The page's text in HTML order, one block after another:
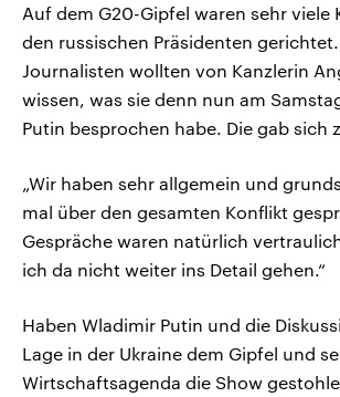
Auf dem G20-Gipfel waren sehr viele
den russischen Präsidenten
Journalisten wollten von Kanzlerin
wissen, was sie denn nun am
Putin besprochen habe. Die gab sich
„Wir haben sehr allgemein und
mal über den gesamten Konflikt
Gespräche waren natürlich
ich da nicht weiter ins Detail gehen.“
Haben Wladimir Putin und die
Lage in der Ukraine dem Gipfel und
Wirtschaftsagenda die Show